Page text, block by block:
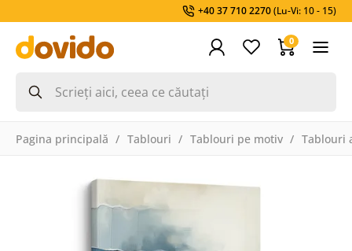
+40 37 710 2270(Lu-Vi: 10 - 15)
0
Pagina principală Tablouri Tablouri pe motiv Tablouri